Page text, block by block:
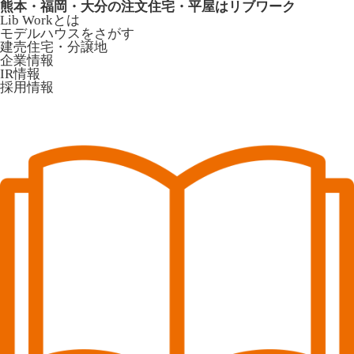
熊本・福岡・大分の注文住宅・平屋はリブワーク
Lib Workとは
モデルハウスをさがす
建売住宅・分譲地
企業情報
IR情報
採用情報